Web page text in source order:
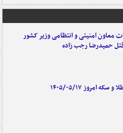
معاون امنیتی و انتظامی وزیر کشور
حمیدرضا رجب زاده
امروز ۱۴۰۵/۰۵/۱۷